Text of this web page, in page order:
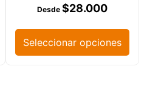
$28.000
Seleccionar opciones